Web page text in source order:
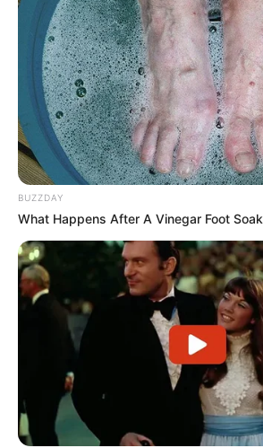
BUZZDAY
What Happens After A Vinegar Foot Soak